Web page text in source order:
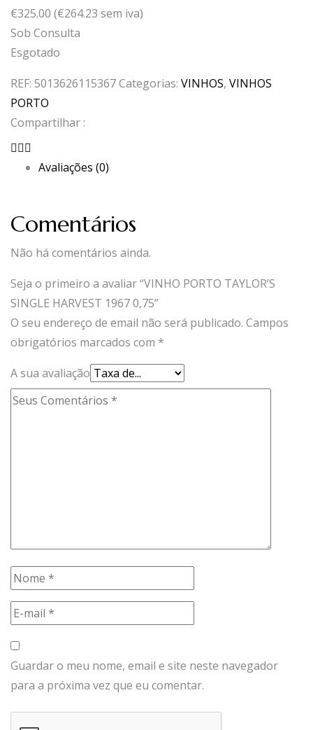
€325.00 (€264.23 sem iva)
Sob Consulta
Esgotado
REF: 5013626115367Categorias: VINHOS, VINHOS
PORTO
Compartilhar :
Avaliações (0)
Comentários
Não há comentários ainda.
Seja o primeiro a avaliar “VINHO PORTO TAYLOR’S
SINGLE HARVEST 1967 0,75”
O seu endereço de email não será publicado. Campos
obrigatórios marcados com *
A sua avaliação
Guardar o meu nome, email e site neste navegador
para a próxima vez que eu comentar.